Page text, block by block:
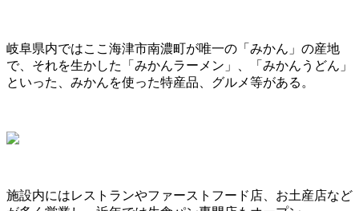
岐阜県内ではここ海津市南濃町が唯一の「みかん」の産地
で、それを生かした「みかんラーメン」、「みかんうどん」
といった、みかんを使った特産品、グルメ等がある。
施設内にはレストランやファーストフード店、お土産店など